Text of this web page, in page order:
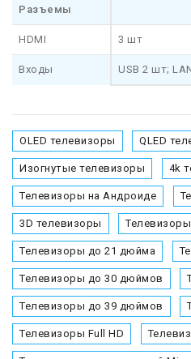
Разъемы
HDMI 3 шт
Входы USB 2 шт;
OLED телевизоры QLED
Изогнутые телевизоры 4k
Телевизоры на Андроиде
3D телевизоры
Телевизоры до 21 дюйма
Телевизоры до 30 дюймов
Телевизоры до 39 дюймов
Телевизоры Full HD